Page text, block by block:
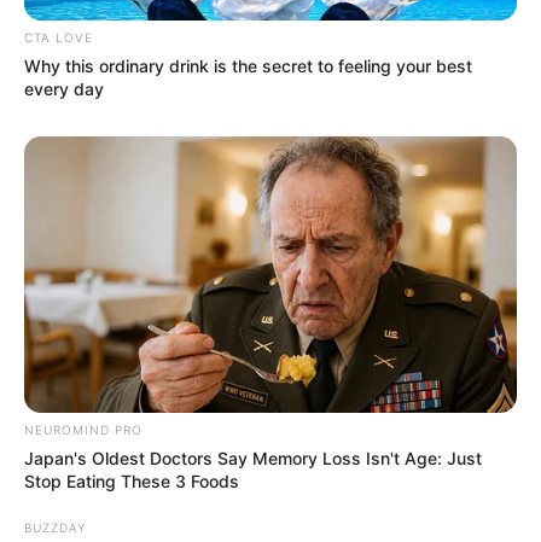
(foto: pinterest)
CTA LOVE
Why this ordinary drink is the secret to feeling your best
every day
NEUROMIND PRO
Japan's Oldest Doctors Say Memory Loss Isn't Age: Just
Stop Eating These 3 Foods
BUZZDAY